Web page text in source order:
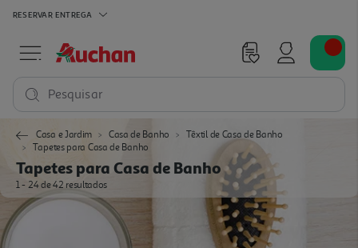
RESERVAR ENTREGA
Pesquisar
Casa e Jardim Casa de Banho
Têxtil de Casa de Banho
Tapetes para Casa de Banho
Tapetes para Casa de Banho
1 - 24 de 42 resultados